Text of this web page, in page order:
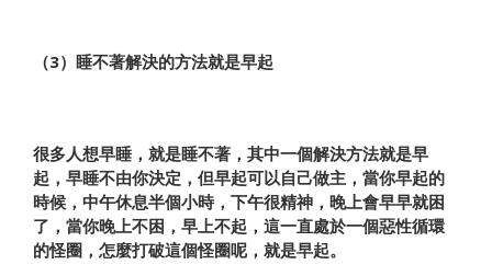
（3）睡不著解決的方法就是早起
很多人想早睡，就是睡不著，其中一個解決方法就是早
起，早睡不由你決定，但早起可以自己做主，當你早起的
時候，中午休息半個小時，下午很精神，晚上會早早就困
了，當你晚上不困，早上不起，這一直處於一個惡性循環
的怪圈，怎麼打破這個怪圈呢，就是早起。